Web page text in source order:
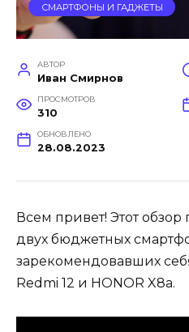
СМАРТФОНЫ И ГАДЖЕТЫ
АВТОР
Иван Смирнов
ПРОСМОТРОВ
310
ОБНОВЛЕНО
28.08.2023
Всем привет! Этот
двух бюджетных
зарекомендовавших
Redmi 12 и HONOR X8a.